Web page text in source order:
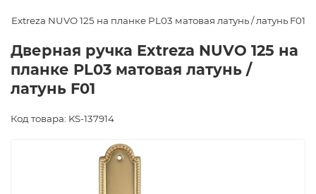
Extreza NUVO 125 на планке PL03 матовая латунь / латунь F01
Дверная ручка Extreza NUVO 125 на
планке PL03 матовая латунь /
латунь F01
Код товара: KS-137914